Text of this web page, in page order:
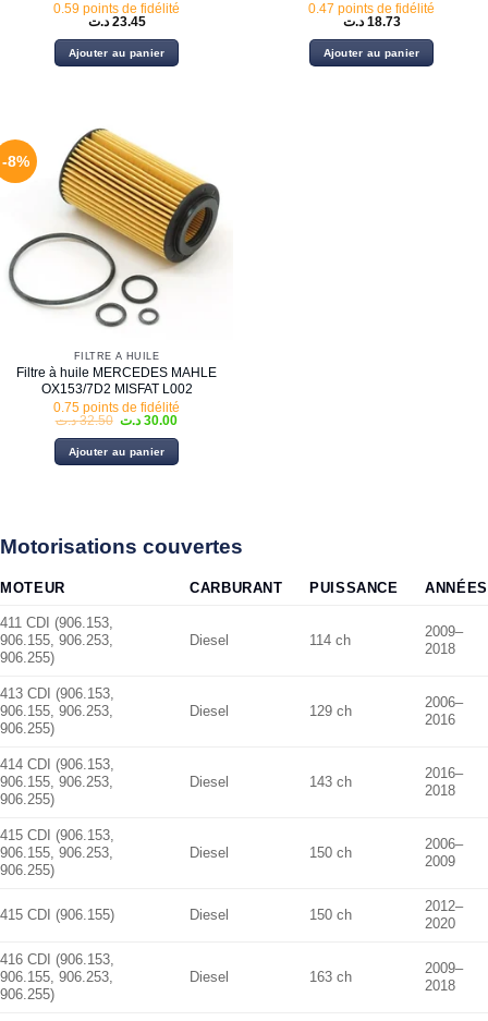
0.59 points de fidélité
23.45 د.ت
Ajouter au panier
0.47 points de fidélité
18.73 د.ت
Ajouter au panier
-8%
FILTRE À HUILE
Filtre à huile MERCEDES MAHLE
OX153/7D2 MISFAT L002
0.75 points de fidélité
32.50 د.ت
Le
initial
était :
30.00 د.ت
Le
actuel
est :
Ajouter au panier
Motorisations couvertes
MOTEUR CARBURANT PUISSANCE ANNÉES
411 CDI (906.153,
906.155, 906.253,
906.255)
Diesel 114 ch
2009–
2018
413 CDI (906.153,
906.155, 906.253,
906.255)
Diesel 129 ch
2006–
2016
414 CDI (906.153,
906.155, 906.253,
906.255)
Diesel 143 ch
2016–
2018
415 CDI (906.153,
906.155, 906.253,
906.255)
Diesel 150 ch
2006–
2009
415 CDI (906.155) Diesel 150 ch
2012–
2020
416 CDI (906.153,
906.155, 906.253,
906.255)
Diesel 163 ch
2009–
2018